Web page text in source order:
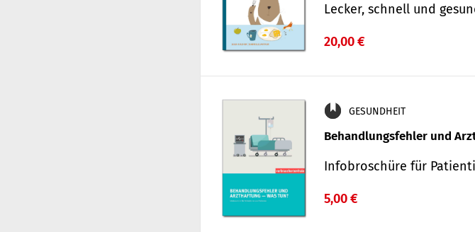
Lecker, schnell und
20,00 €
GESUNDHEIT
Behandlungsfehler und
Infobroschüre für
5,00 €